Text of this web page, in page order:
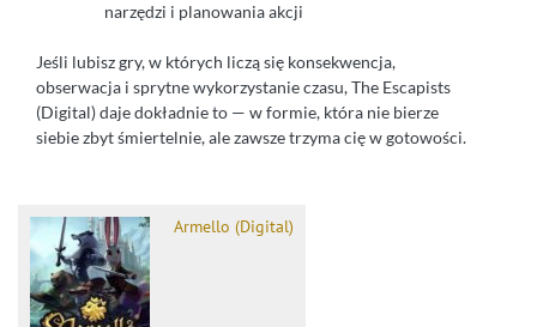
narzędzi i planowania akcji
Jeśli lubisz gry, w których liczą się konsekwencja,
obserwacja i sprytne wykorzystanie czasu, The Escapists
(Digital) daje dokładnie to — w formie, która nie bierze
siebie zbyt śmiertelnie, ale zawsze trzyma cię w gotowości.
Armello (Digital)